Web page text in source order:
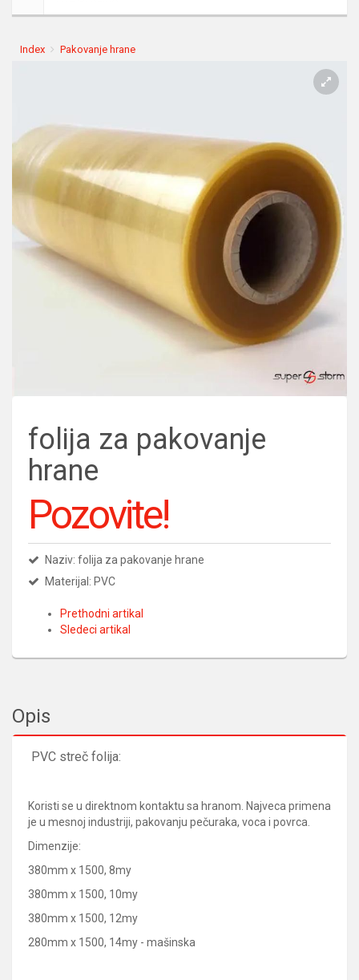
Index Pakovanje hrane
folija za pakovanje
hrane
Pozovite!
Naziv: folija za pakovanje hrane
Materijal: PVC
Prethodni artikal
Sledeci artikal
Opis
PVC streč folija:
Koristi se u direktnom kontaktu sa hranom. Najveca primena
je u mesnoj industriji, pakovanju pečuraka, voca i povrca.
Dimenzije:
380mm x 1500, 8my
380mm x 1500, 10my
380mm x 1500, 12my
280mm x 1500, 14my - mašinska